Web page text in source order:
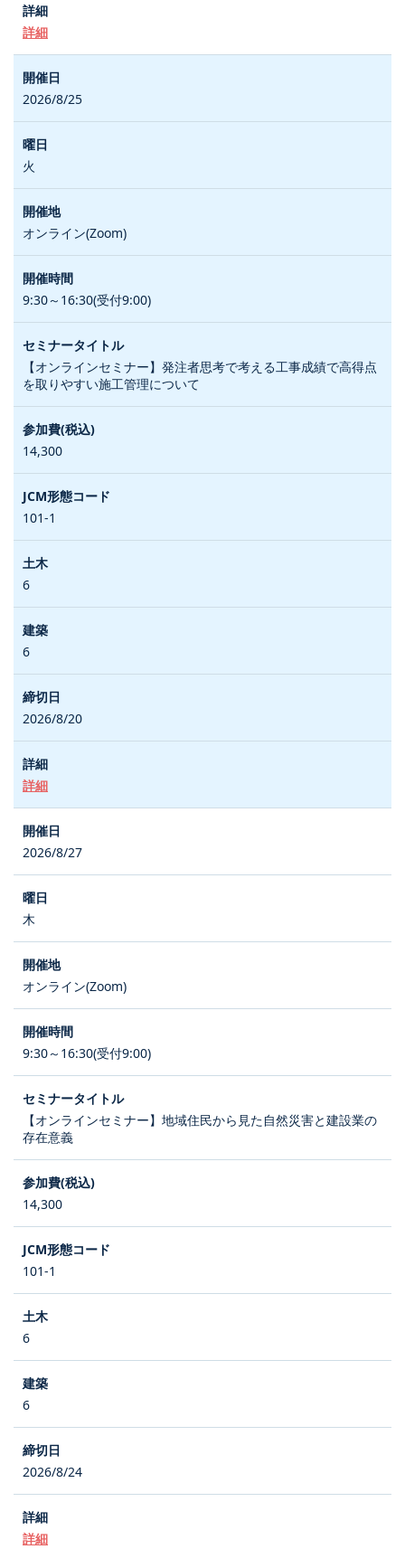
詳細
2026/8/25
火
オンライン(Zoom)
9:30～16:30(受付9:00)
【オンラインセミナー】発注者思考で考える工事成績で高得点
を取りやすい施工管理について
14,300
101-1
6
6
2026/8/20
詳細
2026/8/27
木
オンライン(Zoom)
9:30～16:30(受付9:00)
【オンラインセミナー】地域住民から見た自然災害と建設業の
存在意義
14,300
101-1
6
6
2026/8/24
詳細